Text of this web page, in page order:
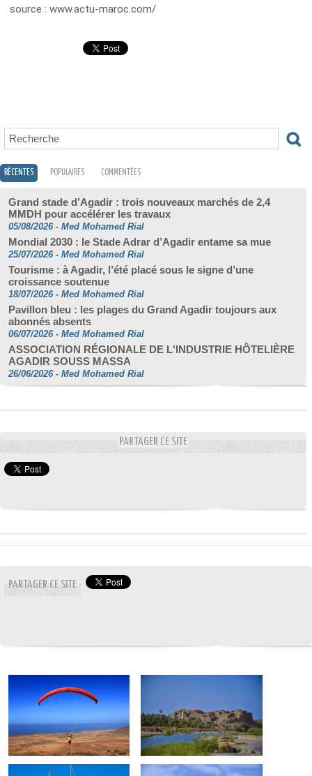
source : www.actu-maroc.com/
RÉCENTES POPULAIRES COMMENTÉES
Grand stade d’Agadir : trois nouveaux marchés de 2,4
MMDH pour accélérer les travaux
05/08/2026 - Med Mohamed Rial
Mondial 2030 : le Stade Adrar d’Agadir entame sa mue
25/07/2026 - Med Mohamed Rial
Tourisme : à Agadir, l’été placé sous le signe d’une
croissance soutenue
18/07/2026 - Med Mohamed Rial
Pavillon bleu : les plages du Grand Agadir toujours aux
abonnés absents
06/07/2026 - Med Mohamed Rial
ASSOCIATION RÉGIONALE DE L'INDUSTRIE HÔTELIÈRE
AGADIR SOUSS MASSA
26/06/2026 - Med Mohamed Rial
PARTAGER CE SITE
PARTAGER CE SITE